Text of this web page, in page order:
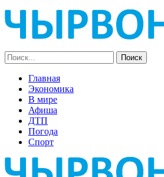
Главная
Экономика
В мире
Афиша
ДТП
Погода
Спорт